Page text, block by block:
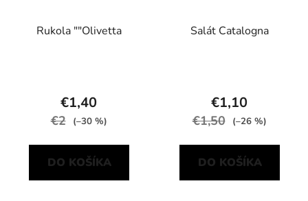
Rukola ""Olivetta
€1,40
€2 (–30 %)
DO KOŠÍKA
Salát Catalogna
€1,10
€1,50 (–26 %)
DO KOŠÍKA